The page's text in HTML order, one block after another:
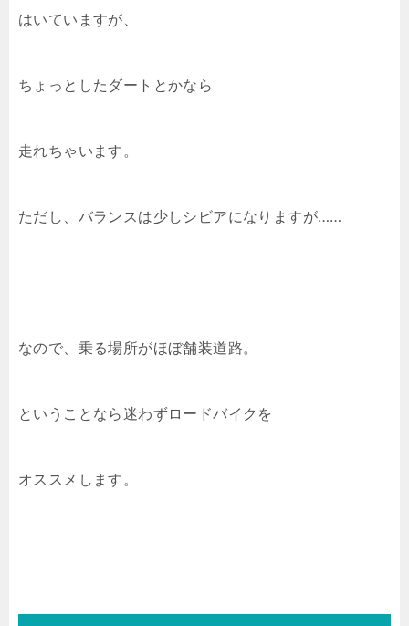
はいていますが、
ちょっとしたダートとかなら
走れちゃいます。
ただし、バランスは少しシビアになりますが……
なので、乗る場所がほぼ舗装道路。
ということなら迷わずロードバイクを
オススメします。